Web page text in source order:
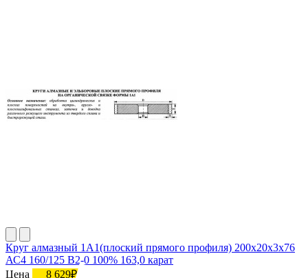
Круг алмазный 1А1(плоский прямого профиля) 200х20х3х76
АС4 160/125 В2-0 100% 163,0 карат
Цена
8 629₽